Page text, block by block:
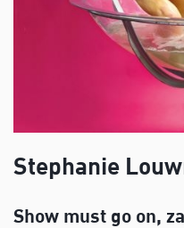
Stephanie
Show must go on,